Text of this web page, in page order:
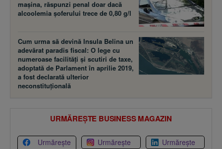
maşina, răspunzi penal doar dacă
alcoolemia şoferului trece de 0,80 g/l
Cum urma să devină Insula Belina un
adevărat paradis fiscal: O lege cu
numeroase facilităţi şi scutiri de taxe,
adoptată de Parlament în aprilie 2019,
a fost declarată ulterior
neconstituţională
URMĂREȘTE BUSINESS MAGAZIN
Urmărește Urmărește Urmărește